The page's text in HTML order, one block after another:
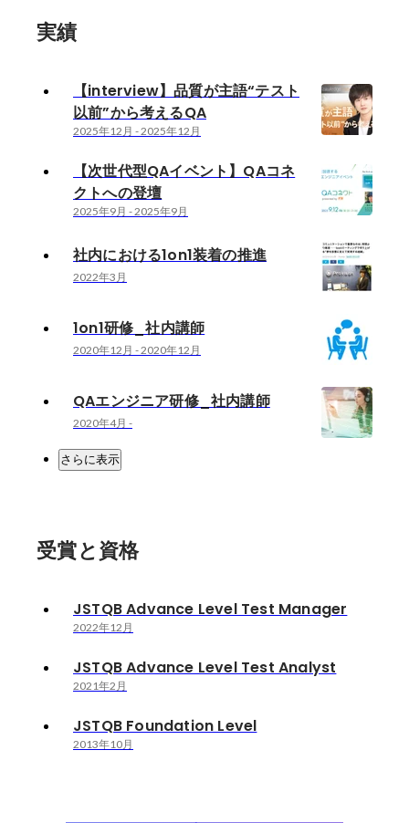
実績
【interview】品質が主語“テスト
以前”から考えるQA
2025年12月 -2025年12月
【次世代型QAイベント】QAコネ
クトへの登壇
2025年9月 -2025年9月
社内における1on1装着の推進
2022年3月
1on1研修_社内講師
2020年12月 -2020年12月
QAエンジニア研修_社内講師
2020年4月 -
さらに表示
受賞と資格
JSTQB Advance Level Test Manager
2022年12月
JSTQB Advance Level Test Analyst
2021年2月
JSTQB Foundation Level
2013年10月